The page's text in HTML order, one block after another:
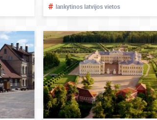
# lankytinos latvijos vietos